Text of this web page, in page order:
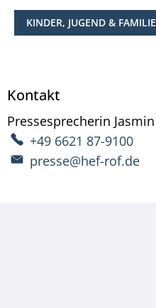
KINDER, JUGEND & FAMILIE
Kontakt
Pressesprecherin Jasmin
+49 6621 87-9100
presse@hef-rof.de